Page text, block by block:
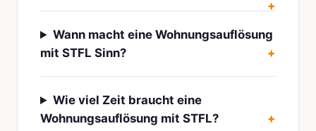
Wann macht eine Wohnungsauflösung
mit STFL Sinn?
Wie viel Zeit braucht eine
Wohnungsauflösung mit STFL?